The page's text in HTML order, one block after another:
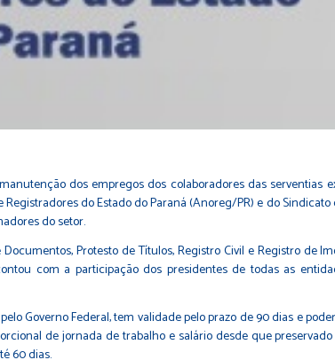
dos empregos dos colaboradores das serventias
do Estado do Paraná (Anoreg/PR) e do
do setor.
Protesto de Títulos, Registro Civil e Registro de
com a participação dos presidentes de todas as
Governo Federal, tem validade pelo prazo de 90 dias e
de jornada de trabalho e salário desde que
60 dias.